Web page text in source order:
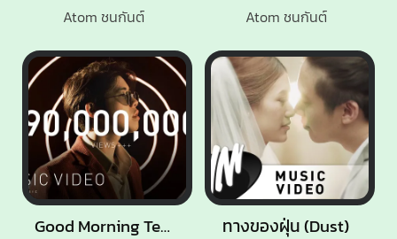
ทางของฝุ่น (Dust)
Atom ชนกันต์
Good Morning Teacher
Atom ชนกันต์